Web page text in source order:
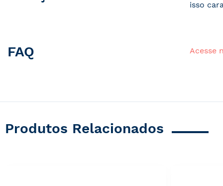
isso
FAQ Acesse
Produtos Relacionados